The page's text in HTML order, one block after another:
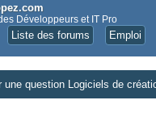
Développeurs et IT Pro
Liste des forums Emploi
une question Logiciels de